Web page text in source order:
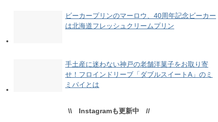
ビーカープリンのマーロウ、40周年記念ビーカー
は北海道フレッシュクリームプリン
手土産に迷わない神戸の老舗洋菓子をお取り寄
せ！フロインドリーブ「ダブルスイートA」のミ
ミパイとは
\\ Instagramも更新中 //